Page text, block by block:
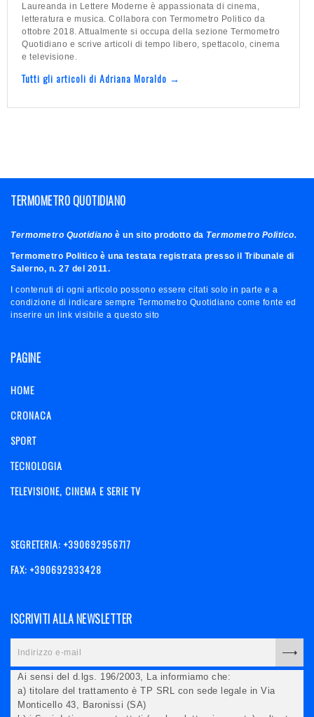
Laureanda in Lettere Moderne è appassionata di cinema,
letteratura e musica. Collabora con Termometro Politico da
ottobre 2018. Attualmente si occupa della sezione Termometro
Quotidiano e scrive articoli di tempo libero, spettacolo, cinema
e televisione.
Tutti gli articoli di Adriana Moraldo →
TERMOMETRO QUOTIDIANO
Termometro Quotidiano è un sito prodotto da Termometro Politico.
Termometro Politico è una testata registrata presso il Tribunale di
Salerno, n. 27 del 2011.
I contenuti di ogni articolo possono essere citati solo in parte e a
condizione di indicare sempre Termometro Quotidiano come fonte ed
inserire un link visibile a questo sito
PAGINE
HOME
CRONACA
SPORT
TECNOLOGIA
TELEVISIONE, CINEMA E SERIE TV
SEGRETERIA: +390692956717
FAX: +390692933428
ISCRIVITI ALLA NEWSLETTER
Ai sensi del d.lgs. 196/2003, La informiamo che:
a) titolare del trattamento è TP SRL con sede legale in Via
Monticello 43, Baronissi (SA)